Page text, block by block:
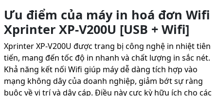
Ưu điểm của máy in hoá đơn Wifi
Xprinter XP-V200U [USB + Wifi]
Xprinter XP-V200U được trang bị công nghệ in nhiệt tiên
tiến, mang đến tốc độ in nhanh và chất lượng in sắc nét.
Khả năng kết nối Wifi giúp máy dễ dàng tích hợp vào
mạng không dây của doanh nghiệp, giảm bớt sự ràng
buộc về vị trí và dây cáp. Điều này cực kỳ hữu ích cho các